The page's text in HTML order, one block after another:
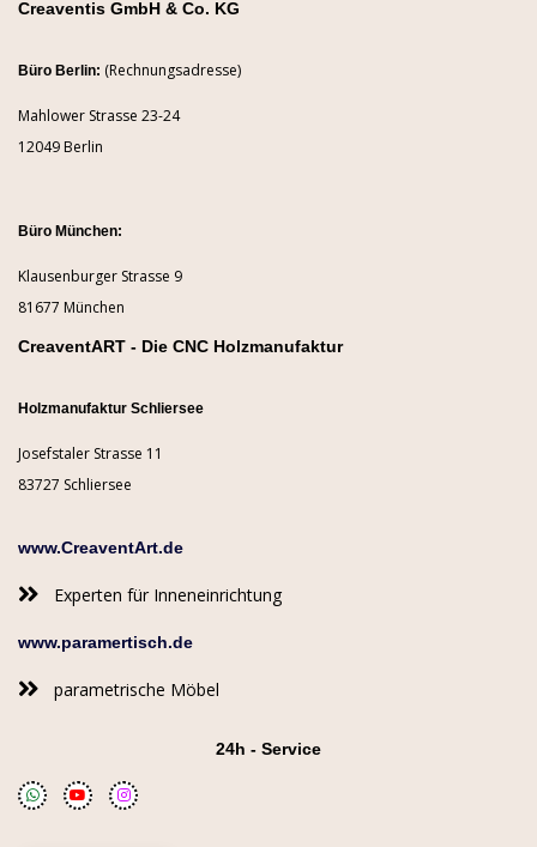
Creaventis GmbH & Co. KG
Büro Berlin: (Rechnungsadresse)
Mahlower Strasse 23-24
12049 Berlin
Büro München:
Klausenburger Strasse 9
81677 München
CreaventART - Die CNC Holzmanufaktur
Holzmanufaktur Schliersee
Josefstaler Strasse 11
83727 Schliersee
www.CreaventArt.de
Experten für Inneneinrichtung
www.paramertisch.de
parametrische Möbel
24h - Service